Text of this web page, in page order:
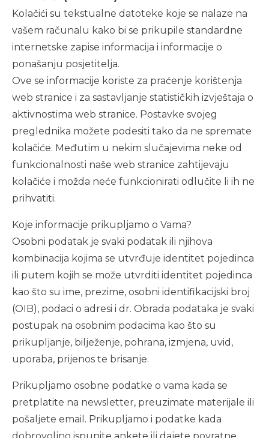
Kolačići su tekstualne datoteke koje se nalaze na
vašem računalu kako bi se prikupile standardne
internetske zapise informacija i informacije o
ponašanju posjetitelja.
Ove se informacije koriste za praćenje korištenja
web stranice i za sastavljanje statističkih izvještaja o
aktivnostima web stranice. Postavke svojeg
preglednika možete podesiti tako da ne spremate
kolačiće. Međutim u nekim slučajevima neke od
funkcionalnosti naše web stranice zahtijevaju
kolačiće i možda neće funkcionirati odlučite li ih ne
prihvatiti.
Koje informacije prikupljamo o Vama?
Osobni podatak je svaki podatak ili njihova
kombinacija kojima se utvrđuje identitet pojedinca
ili putem kojih se može utvrditi identitet pojedinca
kao što su ime, prezime, osobni identifikacijski broj
(OIB), podaci o adresi i dr. Obrada podataka je svaki
postupak na osobnim podacima kao što su
prikupljanje, bilježenje, pohrana, izmjena, uvid,
uporaba, prijenos te brisanje.
Prikupljamo osobne podatke o vama kada se
pretplatite na newsletter, preuzimate materijale ili
pošaljete email. Prikupljamo i podatke kada